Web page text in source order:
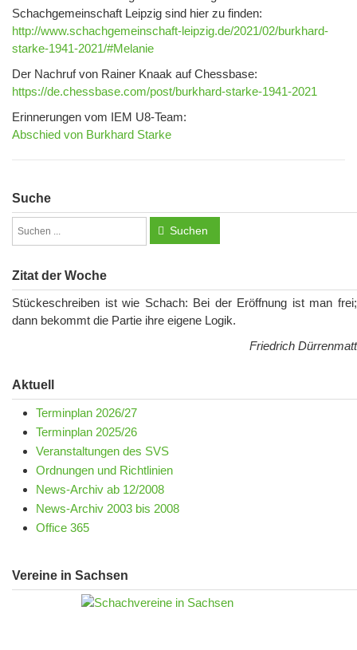
Schachgemeinschaft Leipzig sind hier zu finden:
http://www.schachgemeinschaft-leipzig.de/2021/02/burkhard-
starke-1941-2021/#Melanie
Der Nachruf von Rainer Knaak auf Chessbase:
https://de.chessbase.com/post/burkhard-starke-1941-2021
Erinnerungen vom IEM U8-Team:
Abschied von Burkhard Starke
Suche
Suchen
Zitat der Woche
Stückeschreiben ist wie Schach: Bei der Eröffnung ist man frei;
dann bekommt die Partie ihre eigene Logik.
Friedrich Dürrenmatt
Aktuell
Terminplan 2026/27
Terminplan 2025/26
Veranstaltungen des SVS
Ordnungen und Richtlinien
News-Archiv ab 12/2008
News-Archiv 2003 bis 2008
Office 365
Vereine in Sachsen